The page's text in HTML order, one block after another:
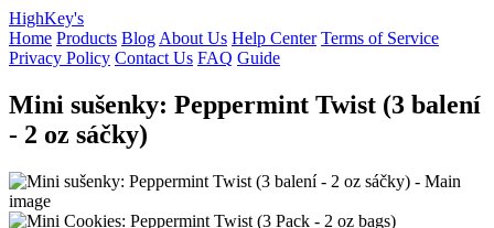
HighKey's
Home Products Blog About Us Help Center Terms of Service
Privacy Policy Contact Us FAQ Guide
Mini sušenky: Peppermint Twist (3 balení
- 2 oz sáčky)